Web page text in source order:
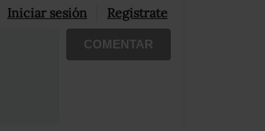
Iniciar sesión Registrate
COMENTAR